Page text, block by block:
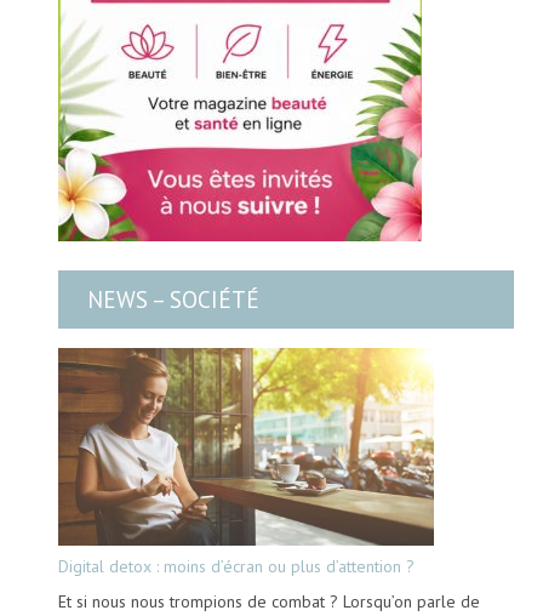
NEWS – SOCIÉTÉ
Digital detox : moins d’écran ou plus d’attention ?
Et si nous nous trompions de combat ? Lorsqu’on parle de